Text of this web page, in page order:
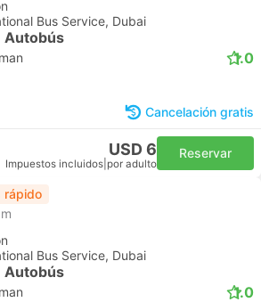
Bus Service, Dubai
Autobús
1.0
Cancelación gratis
USD 6
Impuestos incluidos por adulto
Reservar
rápido
Bus Service, Dubai
Autobús
1.0